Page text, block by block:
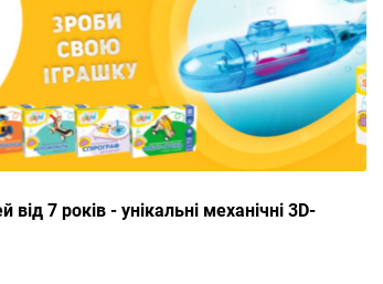
від 7 років - унікальні механічні 3D-